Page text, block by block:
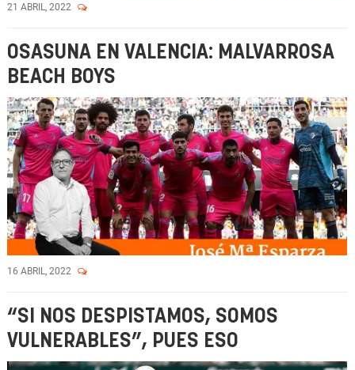
21 ABRIL, 2022
OSASUNA EN VALENCIA: MALVARROSA
BEACH BOYS
16 ABRIL, 2022
“SI NOS DESPISTAMOS, SOMOS
VULNERABLES”, PUES ESO